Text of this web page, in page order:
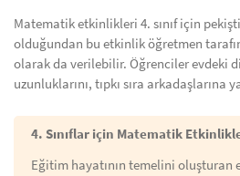
Matematik etkinlikleri 4. sınıf için
olduğundan bu etkinlik öğretmen
olarak da verilebilir. Öğrenciler evdeki
uzunluklarını, tıpkı sıra arkadaşlarına
4. Sınıflar için Matematik
Eğitim hayatının temelini oluşturan